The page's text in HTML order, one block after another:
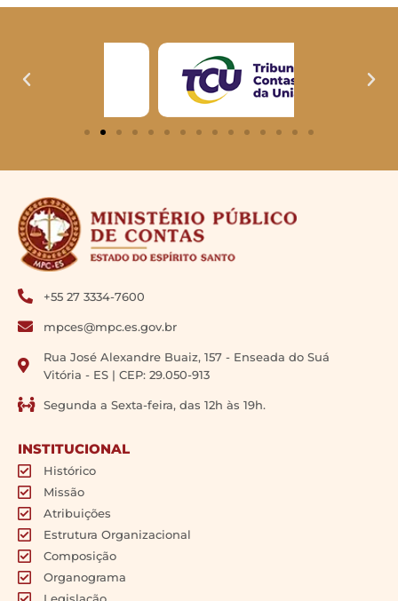
+55 27 3334-7600
mpces@mpc.es.gov.br
Rua José Alexandre Buaiz, 157 - Enseada do Suá
Vitória - ES | CEP: 29.050-913
Segunda a Sexta-feira, das 12h às 19h.
INSTITUCIONAL
Histórico
Missão
Atribuições
Estrutura Organizacional
Composição
Organograma
Legislação